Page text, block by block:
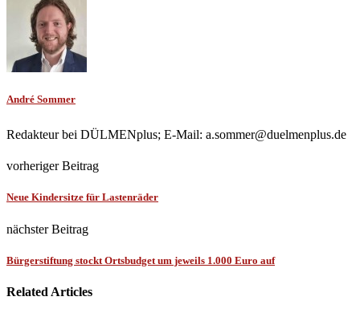
André Sommer
Redakteur bei DÜLMENplus; E-Mail: a.sommer@duelmenplus.de
vorheriger Beitrag
Neue Kindersitze für Lastenräder
nächster Beitrag
Bürgerstiftung stockt Ortsbudget um jeweils 1.000 Euro auf
Related Articles